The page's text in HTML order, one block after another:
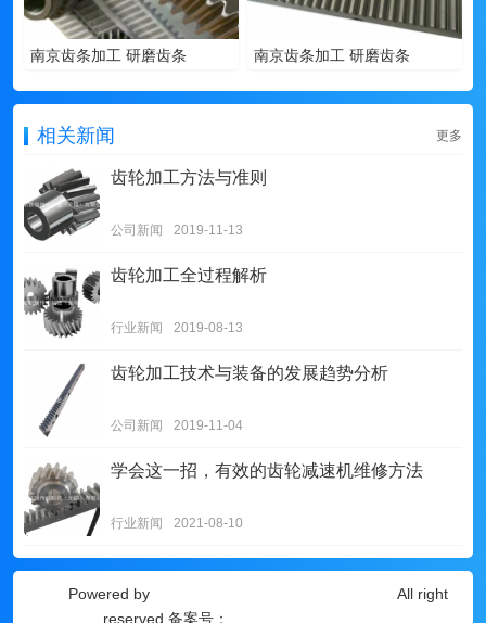
南京齿条加工 研磨齿条 南京齿条加工 研磨齿条
相关新闻 更多
齿轮加工方法与准则
公司新闻 2019-11-13
齿轮加工全过程解析
行业新闻 2019-08-13
齿轮加工技术与装备的发展趋势分析
公司新闻 2019-11-04
学会这一招，有效的齿轮减速机维修方法
行业新闻 2021-08-10
Powered by
All right
reserved 备案号：